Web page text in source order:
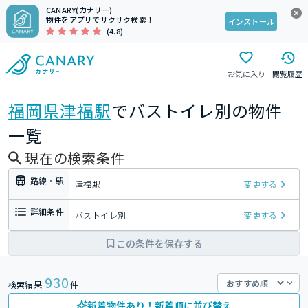
CANARY(カナリー)
物件をアプリでサクサク検索！
(4.8)
インストール
お気に入り 閲覧履歴
福岡県津福駅でバストイレ別の物件
一覧
現在の検索条件
路線・駅 津福駅 変更する
詳細条件 バストイレ別 変更する
この条件を保存する
検索結果 930件
新着物件あり！新着順に並び替え